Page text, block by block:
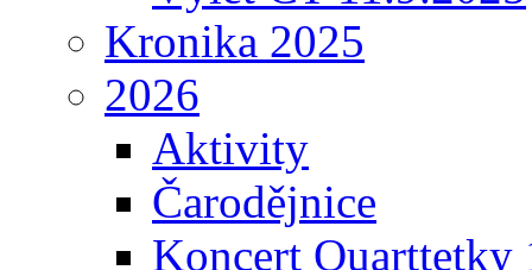
Kronika 2025
2026
Aktivity
Čarodějnice
Koncert Quarttetky